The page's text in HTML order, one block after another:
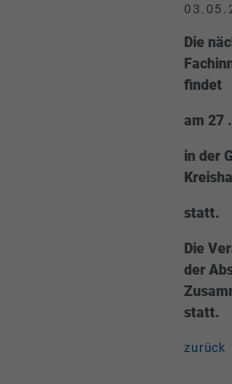
Die
findet
am 27
in der
statt.
Die
der
statt.
zurück